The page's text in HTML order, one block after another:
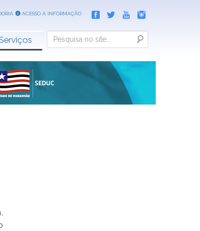
ACESSO A INFORMAÇÃO
Search